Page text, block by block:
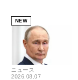
NEW
ニュース
2026.08.07